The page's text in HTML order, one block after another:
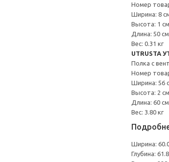
Номер
Ширина: 8
Высота: 1 см
Длина: 50 см
Вес: 0.31 кг
UTRUSTA
Полка с
Номер
Ширина: 56
Высота: 2 см
Длина: 60 см
Вес: 3.80 кг
Ширина:
Глубина: